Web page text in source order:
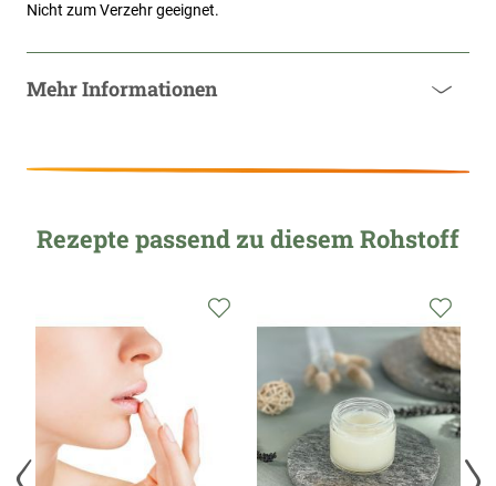
Nicht zum Verzehr geeignet.
Mehr Informationen
Rezepte passend zu diesem Rohstoff
hinzufügen